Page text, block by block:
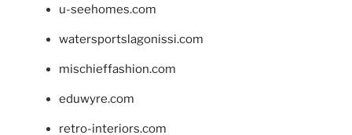
u-seehomes.com
watersportslagonissi.com
mischieffashion.com
eduwyre.com
retro-interiors.com